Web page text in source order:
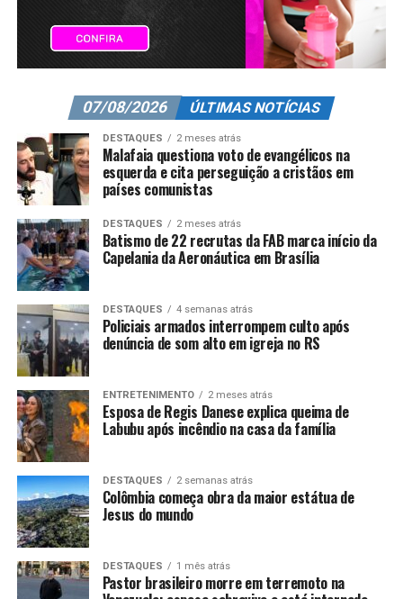
07/08/2026 ÚLTIMAS NOTÍCIAS
DESTAQUES 2 meses atrás
Malafaia questiona voto de evangélicos na
esquerda e cita perseguição a cristãos em
países comunistas
DESTAQUES 2 meses atrás
Batismo de 22 recrutas da FAB marca início da
Capelania da Aeronáutica em Brasília
DESTAQUES 4 semanas atrás
Policiais armados interrompem culto após
denúncia de som alto em igreja no RS
ENTRETENIMENTO 2 meses atrás
Esposa de Regis Danese explica queima de
Labubu após incêndio na casa da família
DESTAQUES 2 semanas atrás
Colômbia começa obra da maior estátua de
Jesus do mundo
DESTAQUES 1 mês atrás
Pastor brasileiro morre em terremoto na